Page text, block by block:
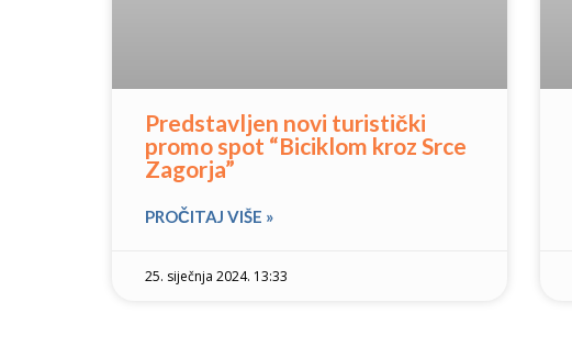
Predstavljen novi turistički
promo spot “Biciklom kroz Srce
Zagorja”
PROČITAJ VIŠE »
25. siječnja 2024. 13:33